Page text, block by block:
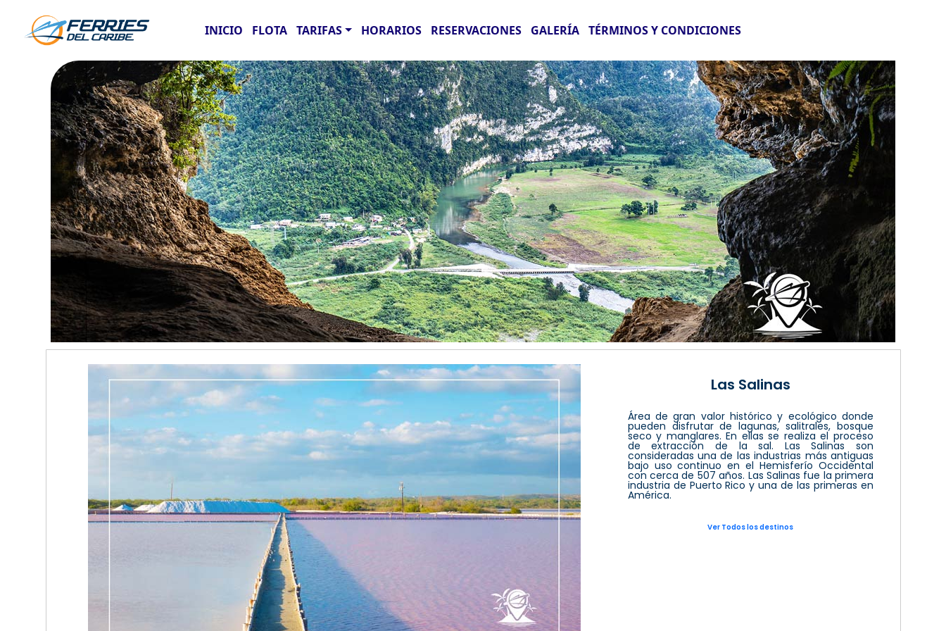
INICIO FLOTA TARIFAS HORARIOS RESERVACIONES GALERÍA TÉRMINOS Y CONDICIONES
Las Salinas
Área de gran valor histórico y ecológico donde
pueden disfrutar de lagunas, salitrales, bosque
seco y manglares. En ellas se realiza el proceso
de extracción de la sal. Las Salinas son
consideradas una de las industrias más antiguas
bajo uso continuo en el Hemisferío Occidental
con cerca de 507 años. Las Salinas fue la primera
industria de Puerto Rico y una de las primeras en
América.
Ver Todos los destinos